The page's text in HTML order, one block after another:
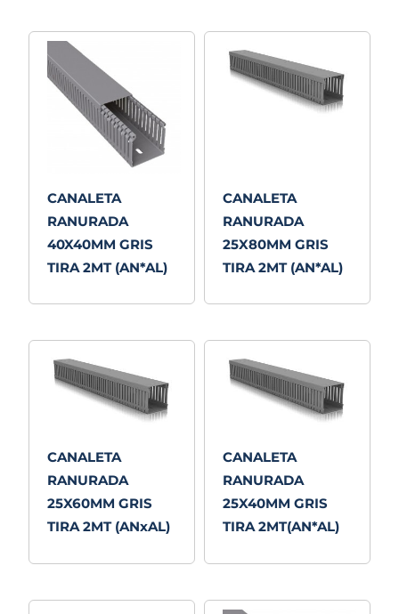
CANALETA
RANURADA
40X40MM GRIS
TIRA 2MT (AN*AL)
CANALETA
RANURADA
25X80MM GRIS
TIRA 2MT (AN*AL)
CANALETA
RANURADA
25X60MM GRIS
TIRA 2MT (ANxAL)
CANALETA
RANURADA
25X40MM GRIS
TIRA 2MT(AN*AL)